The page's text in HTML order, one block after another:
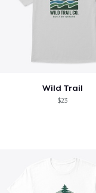
Wild Trail
$23